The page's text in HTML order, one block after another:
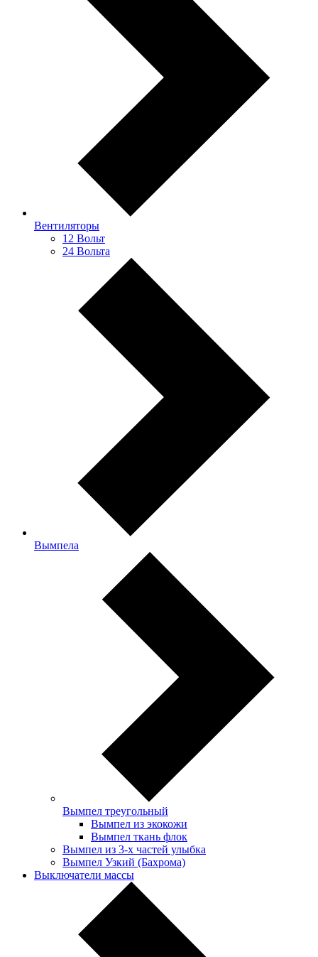
Вентиляторы
12 Вольт
24 Вольта
Вымпела
Вымпел треугольный
Вымпел из экокожи
Вымпел ткань флок
Вымпел из 3-х частей улыбка
Вымпел Узкий (Бахрома)
Выключатели массы